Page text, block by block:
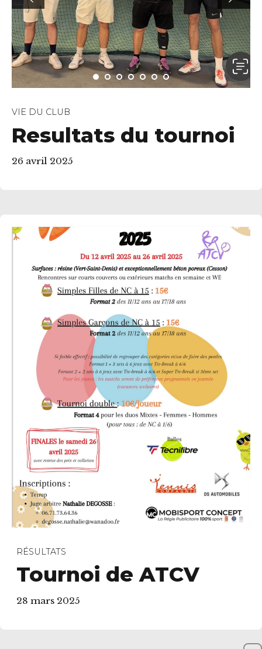
VIE DU CLUB
Resultats du tournoi
26 avril 2025
RÉSULTATS
Tournoi de ATCV
28 mars 2025